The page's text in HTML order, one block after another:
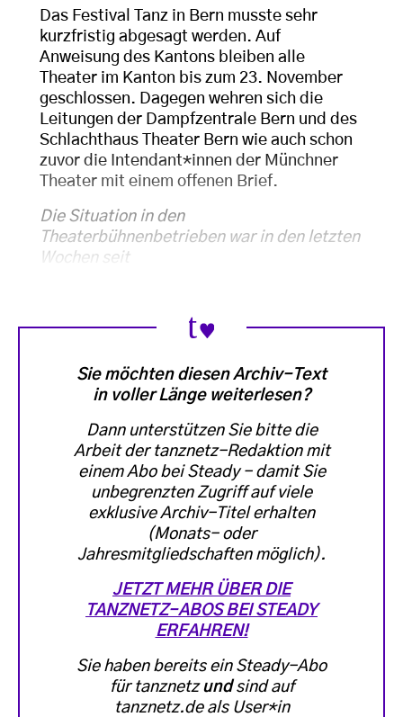
Das Festival Tanz in Bern musste sehr
kurzfristig abgesagt werden. Auf
Anweisung des Kantons bleiben alle
Theater im Kanton bis zum 23. November
geschlossen. Dagegen wehren sich die
Leitungen der Dampfzentrale Bern und des
Schlachthaus Theater Bern wie auch schon
zuvor die Intendant*innen der Münchner
Theater mit einem offenen Brief.
Die Situation in den
Theaterbühnenbetrieben war in den letzten
Wochen seit
Sie möchten diesen Archiv-Text
in voller Länge weiterlesen?
Dann unterstützen Sie bitte die
Arbeit der tanznetz-Redaktion mit
einem Abo bei Steady - damit Sie
unbegrenzten Zugriff auf viele
exklusive Archiv-Titel erhalten
(Monats- oder
Jahresmitgliedschaften möglich).
JETZT MEHR ÜBER DIE
TANZNETZ-ABOS BEI STEADY
ERFAHREN!
Sie haben bereits ein Steady-Abo
für tanznetzundsind auf
tanznetz.de als User*in